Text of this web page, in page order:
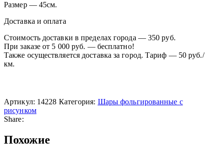
Размер — 45см.
Доставка и оплата
Стоимость доставки в пределах города — 350 руб.
При заказе от 5 000 руб. — бесплатно!
Также осуществляется доставка за город. Тариф — 50 руб./
км.
Артикул: 14228 Категория: Шары фольгированные с
рисунком
Share:
Похожие